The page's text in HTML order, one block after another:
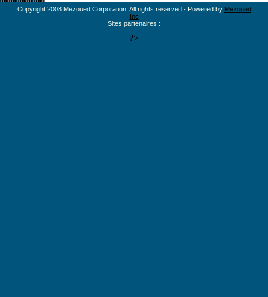
Copyright 2008 Mezoued Corporation. All rights reserved - Powered by Mezoued
Inc
Sites partenaires :
?>